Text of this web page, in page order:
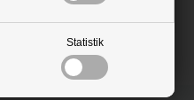
Statistik